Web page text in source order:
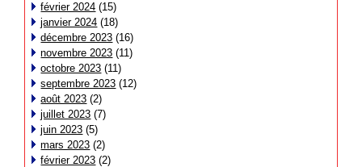
février 2024 (15)
janvier 2024 (18)
décembre 2023 (16)
novembre 2023 (11)
octobre 2023 (11)
septembre 2023 (12)
août 2023 (2)
juillet 2023 (7)
juin 2023 (5)
mars 2023 (2)
février 2023 (2)